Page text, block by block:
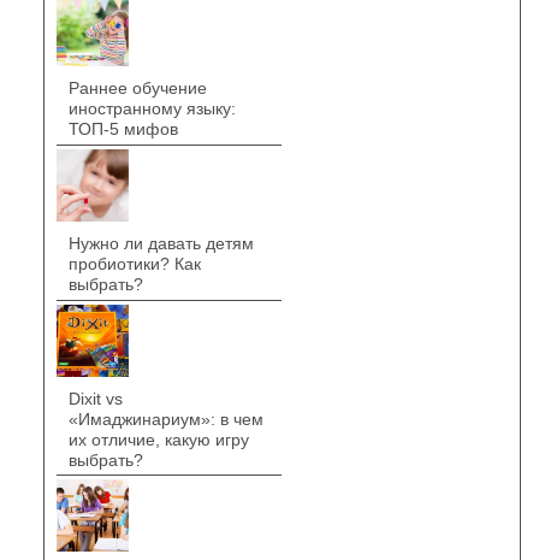
Раннее обучение
иностранному языку:
ТОП-5 мифов
Нужно ли давать детям
пробиотики? Как
выбрать?
Dixit vs
«Имаджинариум»: в чем
их отличие, какую игру
выбрать?